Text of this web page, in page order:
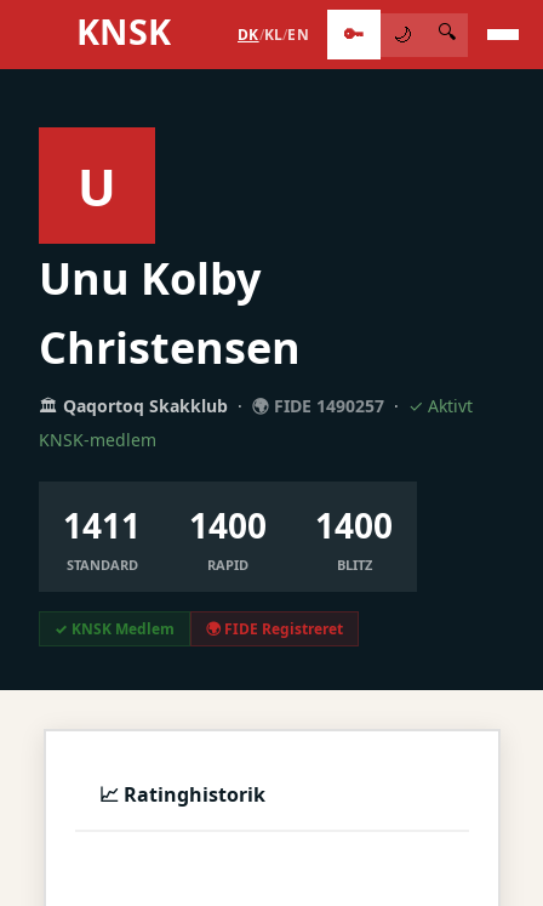
KNSK DK/KL/EN 🔑 🌙 🔍
U
Unu Kolby
Christensen
🏛 Qaqortoq Skakklub · 🌍 FIDE 1490257 · ✓ Aktivt
KNSK-medlem
1411
STANDARD
1400
RAPID
1400
BLITZ
✓ KNSK Medlem 🌍 FIDE Registreret
📈 Ratinghistorik